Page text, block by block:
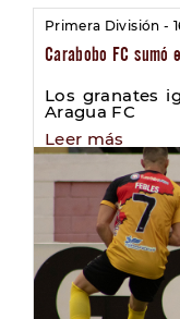
Primera División -
Carabobo FC sumó
Los granates
Aragua FC
Leer más